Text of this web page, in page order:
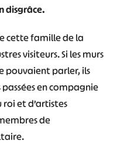
disgrâce.
cette famille de la
visiteurs. Si les murs
pouvaient parler, ils
en compagnie
et d’artistes
de